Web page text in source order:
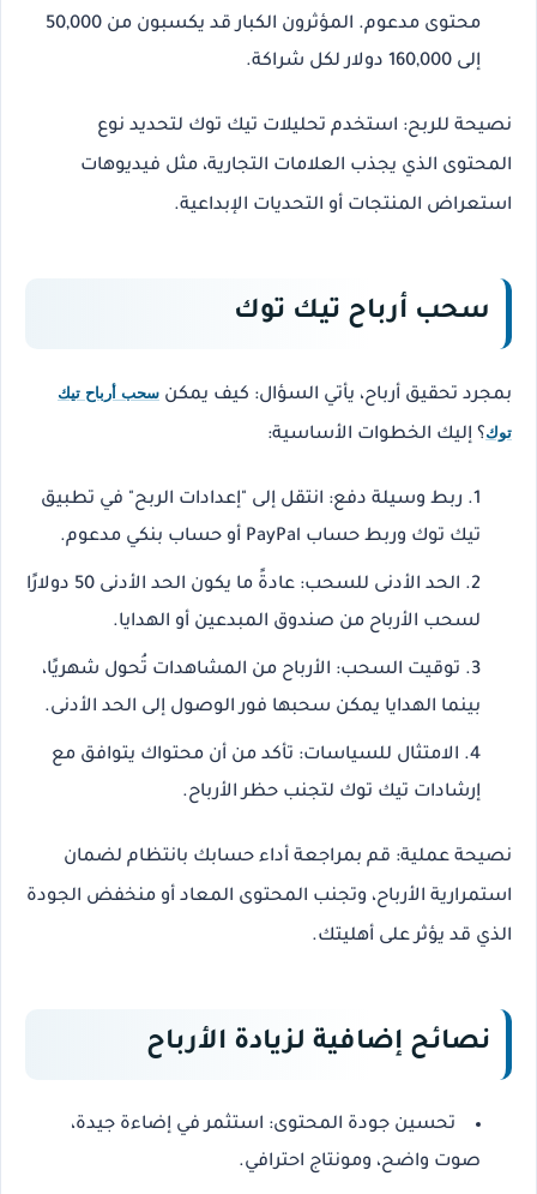
محتوى مدعوم. المؤثرون الكبار قد يكسبون من 50,000
إلى 160,000 دولار لكل شراكة.
نصيحة للربح: استخدم تحليلات تيك توك لتحديد نوع
المحتوى الذي يجذب العلامات التجارية، مثل فيديوهات
استعراض المنتجات أو التحديات الإبداعية.
سحب أرباح تيك توك
بمجرد تحقيق أرباح، يأتي السؤال: كيف يمكن سحب أرباح تيك
توك ؟ إليك الخطوات الأساسية:
ربط وسيلة دفع: انتقل إلى "إعدادات الربح" في تطبيق
تيك توك وربط حساب PayPal أو حساب بنكي مدعوم.
الحد الأدنى للسحب
: عادةً ما يكون الحد الأدنى 50 دولارًا
لسحب الأرباح من صندوق المبدعين أو الهدايا.
توقيت السحب: الأرباح من المشاهدات تُحول شهريًا،
بينما الهدايا يمكن سحبها فور الوصول إلى الحد الأدنى.
الامتثال للسياسات: تأكد من أن محتواك يتوافق مع
إرشادات تيك توك لتجنب حظر الأرباح.
نصيحة عملية: قم بمراجعة أداء حسابك بانتظام لضمان
استمرارية الأرباح، وتجنب المحتوى المعاد أو منخفض الجودة
الذي قد يؤثر على أهليتك.
نصائح إضافية لزيادة الأرباح
تحسين جودة المحتوى: استثمر في إضاءة جيدة،
صوت واضح، ومونتاج احترافي.